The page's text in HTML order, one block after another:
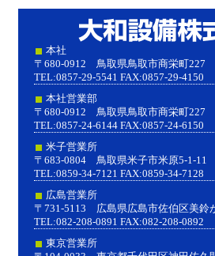
本社
〒680-0912 鳥取県鳥取市商栄町227
TEL:0857-29-5541 FAX:0857-29-4150
本社営業部
〒680-0912 鳥取県鳥取市商栄町227
TEL:0857-24-6144 FAX:0857-24-6150
米子営業所
〒683-0804 鳥取県米子市米原5-1-11
TEL:0859-34-7121 FAX:0859-34-7128
広島営業所
〒731-5113 広島県広島市佐伯区美鈴
TEL:082-208-0891 FAX:082-208-0892
東京営業所